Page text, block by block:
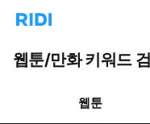
리
홈
으
턴
트
웹툰/만화 키워드
웹툰